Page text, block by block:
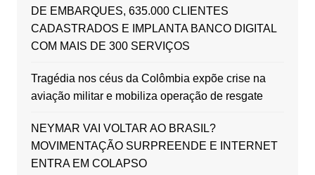
DE EMBARQUES, 635.000 CLIENTES
CADASTRADOS E IMPLANTA BANCO DIGITAL
COM MAIS DE 300 SERVIÇOS
Tragédia nos céus da Colômbia expõe crise na
aviação militar e mobiliza operação de resgate
NEYMAR VAI VOLTAR AO BRASIL?
MOVIMENTAÇÃO SURPREENDE E INTERNET
ENTRA EM COLAPSO